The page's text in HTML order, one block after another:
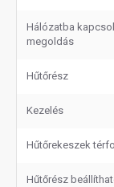
Hálózatba
megoldás
Hűtőrész
Kezelés
Hűtőrekeszek
Hűtőrész